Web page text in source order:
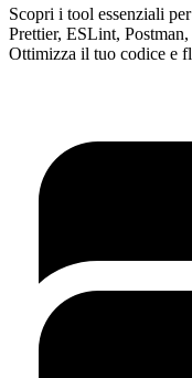
Scopri i tool essenziali
Prettier, ESLint,
Ottimizza il tuo codice e